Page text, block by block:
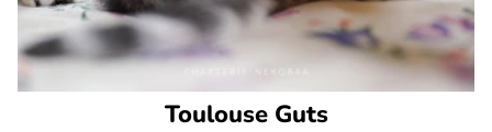
Toulouse Guts